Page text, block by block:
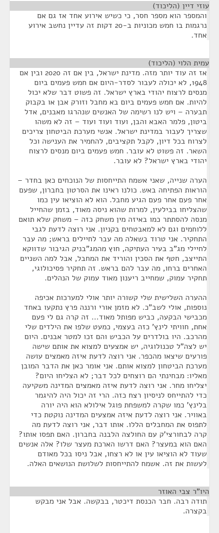
עוזי דיין (הליכוד)
והמספר הוא מספר חסר, כי כשיש אירוע אחד אז גם אם
נרגמות בו חמש מכוניות ב-20 דקות זה עדיין נחשב אירוע
אחד.
עמית הלוי (הליכוד)
אז זה עוד יותר מזה. מדינת ישראל, בין אם זה 2020 ובין אם
1948, לא יכולה לעבור לסדר-היום אם חמש פעמים ביום
מנסים לרצוח יהודי בארץ ישראל. זה פשוט דבר שלא יכול
להיות. אם חמש פעמים ביום בא מחבל וזורק אבן או בקבוק
תבערה – ויש לנו רשימה של האנשים שנהרגו מאבנים, אדל
ביטון, פלמר האבא והבן, ועוד ועוד ועוד – זה לא משהו
שצריך לעבור במדינת ישראל. אנשי מערכת הביטחון צריכים
לצרוח בכל דיון, לקבל תקציבים, להחמיר את הענישה וכל
השאר. זה פשוט לא עובר. חמש פעמים ביום מנסים לרצוח
יהודי בארץ ישראל? לא עובר.
הערה שנייה, שאני אשמח התייחסות של הנוכחים כאן בחדר –
הוראות הפתיחה באש. כולנו ראינו את הסרטון בחברון, שפעם
אחר פעם אחר פעם הגיע מחבל. הוא לא הוציאו עין כמו
שהצליחו בבילעין, למרות שהוא ניסה מאוד, בזמן שהחייל
מנסה להסתתר כמו באיזה מין משחק כזה – משחק שלא תואם
ללוחמים וגם לא למאבטחים בקניון. אני רוצה לדעת לגבי
התחקיר. אני טרוד בשאלה מה עבר לחיילים בראש; מה עבר
לחיילי מג"ב בעיר העתיקה, חוץ מהמג"בניק הגיבור שדווקא
התייצב, חטף את הסכין והוריד את המחבל, אבל למה השניים
האחרים ברחו, מה עבר להם בראש. זה תחקיר פסיכולוגי,
תחקיר עמוק, שמחייב ריענון מאוד עמוק של הנהלים.
ההערה השלישית שלי קשורה יותר אולי למערכות אכיפה
נוספות, אולי לשב"כ. לא מזמן אורי ורננה פרץ נתקעו באחד
מכבישי הבקעה, כביש מפותל מאוד... זה קרה גם לי פעם
אחת, חוויתי לינץ' כזה בעצמי, כמעט שלפו את הילדים שלי
מהרכב. היו בולדרים על הכביש והם זכו למטר אבנים. היום
יש לצה"ל טכנולוגיה, יש אמצעים למצוא את אותם שישה
פורעים שיצאו מהכפר. אני רוצה לדעת איזה מאמצים עושה
מערכת הביטחון למצוא אותם. אני אומר כאן את הדבר המובן
מאליו: מבחינתי הם רוצחים לכל דבר; לא הצליחו היום?
יצליחו מחר. אני רוצה לדעת איזה מאמצים המדינה משקיעה
כדי להתייחס לניסיון רצח כזה. הרי זה יכול היה להיגמר
בלינץ' כמו שקרה למשפחת פוגל אילולא הוא היה יורה
באוויר. אני רוצה לדעת איזה אמצעים המדינה נוקטת כדי
לתפוס את המחבלים הללו. אותו דבר, אני רוצה לדעת מה
קרה לבחורצי'ק עם החולצה הלבנה בחברון. האם תפסו אותו?
האם הוא במעצר? האם דרשו הארכת מעצר שלו? אלה אנשים
שעוד לא הוציאו עין או לא רצחו, אבל ניסו בכל מאודם
לעשות את זה. אשמח להתייחסות לשלושת הנושאים האלה.
היו"ר צבי האוזר
תודה רבה. חבר הכנסת דיכטר, בבקשה. אבל אני מבקש
בקצרה.